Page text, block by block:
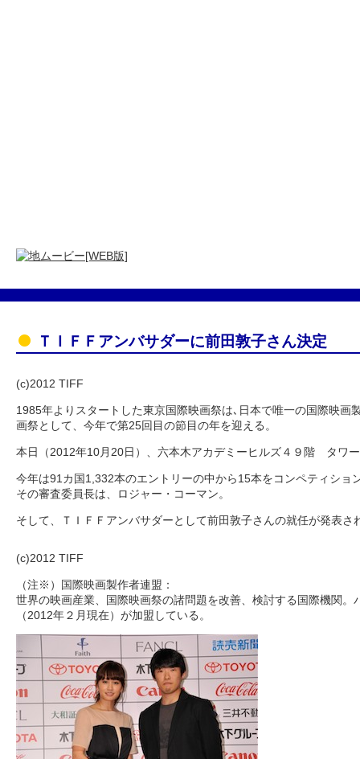
ＴＩＦＦアンバサダーに前田敦子さん決定
(c)2012 TIFF
1985年よりスタートした東京国際映画祭は､日本で唯一の国際映
画祭として、今年で第25回目の節目の年を迎える。
本日（2012年10月20日）、六本木アカデミーヒルズ４９階 タワ
今年は91カ国1,332本のエントリーの中から15本をコンペティショ
その審査委員長は、ロジャー・コーマン。
そして、ＴＩＦＦアンバサダーとして前田敦子さんの就任が発表さ
(c)2012 TIFF
（注※）国際映画製作者連盟：
世界の映画産業、国際映画祭の諸問題を改善、検討する国際機関。
（2012年２月現在）が加盟している。